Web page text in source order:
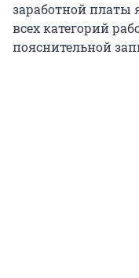
заработной платы
всех категорий
пояснительной